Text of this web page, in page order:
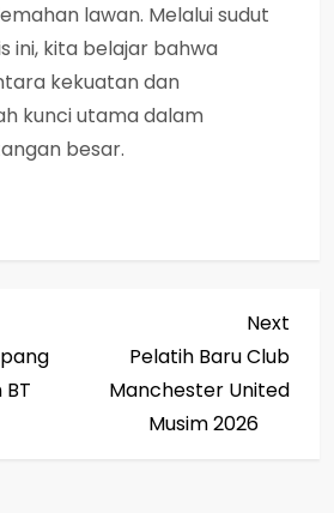
lawan. Melalui sudut
ini, kita belajar bahwa
kekuatan dan
kunci utama dalam
besar.
Post
Next
Pelatih Baru Club
Manchester United
Musim 2026